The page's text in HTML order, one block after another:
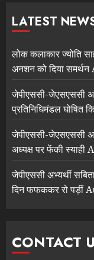
LATEST
लोक कलाकार ज्योति
अनशन को दिया समर्थन
जेपीएससी-जेएसएससी
प्रतिनिधिमंडल घोषित
जेपीएससी-जेएसएससी
अध्यक्ष पर फेंकी स्याही
जेपीएससी अभ्यर्थी
दिन फफककर रो पड़ीं
CONTACT